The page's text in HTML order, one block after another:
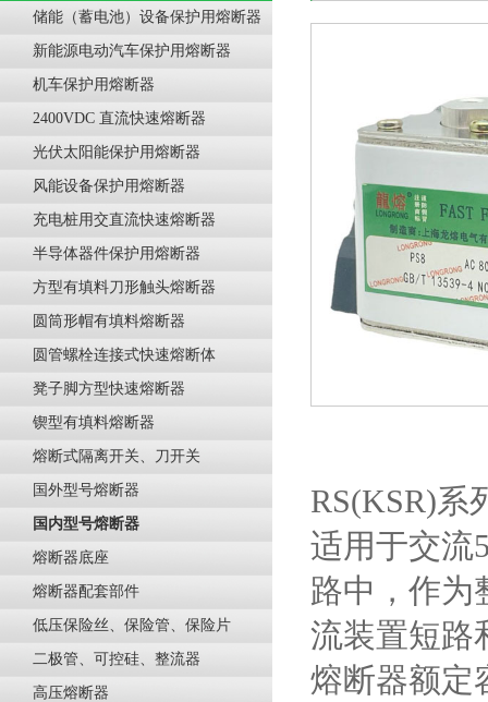
储能（蓄电池）设备保护用熔断器
新能源电动汽车保护用熔断器
机车保护用熔断器
2400VDC 直流快速熔断器
光伏太阳能保护用熔断器
风能设备保护用熔断器
充电桩用交直流快速熔断器
半导体器件保护用熔断器
方型有填料刀形触头熔断器
圆筒形帽有填料熔断器
圆管螺栓连接式快速熔断体
凳子脚方型快速熔断器
锲型有填料熔断器
熔断式隔离开关、刀开关
国外型号熔断器
国内型号熔断器
熔断器底座
熔断器配套部件
低压保险丝、保险管、保险片
二极管、可控硅、整流器
高压熔断器
RS(KSR)系
适用于交流
路中，作为
流装置短路
熔断器额定